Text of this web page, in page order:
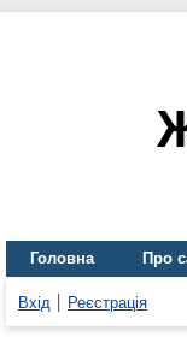
Головна Про
Вхід Реєстрація